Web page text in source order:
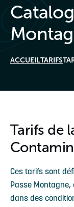
ACCUEILTARIFS
Tarifs de
Ces tarifs sont
Passe
dans des